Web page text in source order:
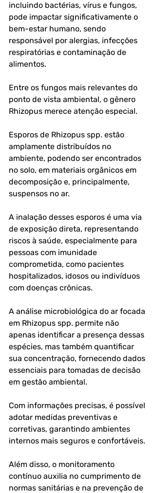
incluindo bactérias, vírus e fungos,
pode impactar significativamente o
bem-estar humano, sendo
responsável por alergias, infecções
respiratórias e contaminação de
alimentos.
Entre os fungos mais relevantes do
ponto de vista ambiental, o gênero
Rhizopus merece atenção especial.
Esporos de Rhizopus spp. estão
amplamente distribuídos no
ambiente, podendo ser encontrados
no solo, em materiais orgânicos em
decomposição e, principalmente,
suspensos no ar.
A inalação desses esporos é uma via
de exposição direta, representando
riscos à saúde, especialmente para
pessoas com imunidade
comprometida, como pacientes
hospitalizados, idosos ou indivíduos
com doenças crônicas.
A análise microbiológica do ar focada
em Rhizopus spp. permite não
apenas identificar a presença dessas
espécies, mas também quantificar
sua concentração, fornecendo dados
essenciais para tomadas de decisão
em gestão ambiental.
Com informações precisas, é possível
adotar medidas preventivas e
corretivas, garantindo ambientes
internos mais seguros e confortáveis.
Além disso, o monitoramento
contínuo auxilia no cumprimento de
normas sanitárias e na prevenção de